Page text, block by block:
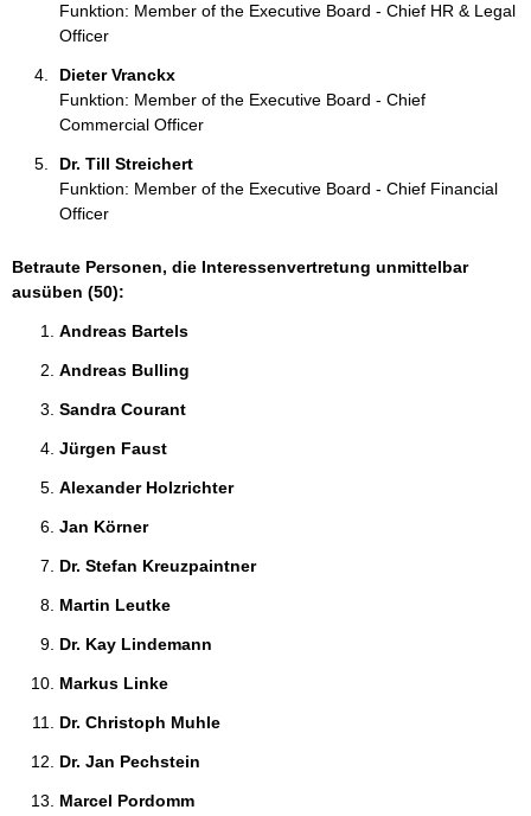
Funktion: Member of the Executive Board - Chief HR & Legal
Officer
Dieter Vranckx
Funktion: Member of the Executive Board - Chief
Commercial Officer
Dr. Till Streichert
Funktion: Member of the Executive Board - Chief Financial
Officer
Betraute Personen, die Interessenvertretung unmittelbar
ausüben (50):
Andreas Bartels
Andreas Bulling
Sandra Courant
Jürgen Faust
Alexander Holzrichter
Jan Körner
Dr. Stefan Kreuzpaintner
Martin Leutke
Dr. Kay Lindemann
Markus Linke
Dr. Christoph Muhle
Dr. Jan Pechstein
Marcel Pordomm